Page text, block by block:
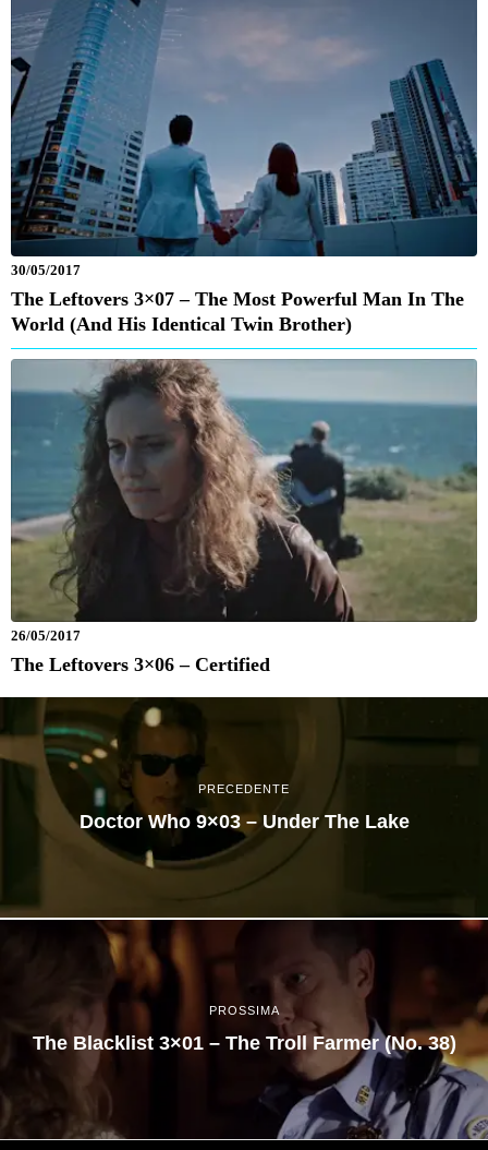
30/05/2017
The Leftovers 3×07 – The Most Powerful Man In The
World (And His Identical Twin Brother)
26/05/2017
The Leftovers 3×06 – Certified
PRECEDENTE
Doctor Who 9×03 – Under The Lake
PROSSIMA
The Blacklist 3×01 – The Troll Farmer (No. 38)